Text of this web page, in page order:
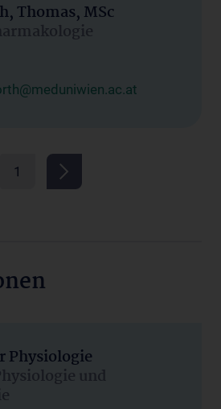
Thomas, MSc
1
und